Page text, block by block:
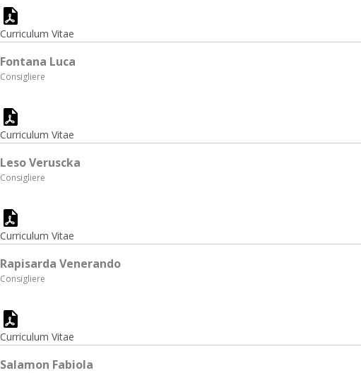
Curriculum Vitae
Fontana Luca
Consigliere
Curriculum Vitae
Leso Veruscka
Consigliere
Curriculum Vitae
Rapisarda Venerando
Consigliere
Curriculum Vitae
Salamon Fabiola